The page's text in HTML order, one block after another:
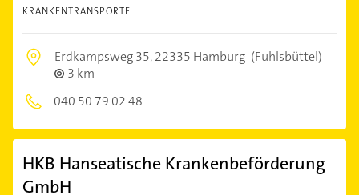
KRANKENTRANSPORTE
Erdkampsweg 35,22335 Hamburg (Fuhlsbüttel)
3 km
040 50 79 02 48
HKB Hanseatische Krankenbeförderung
GmbH